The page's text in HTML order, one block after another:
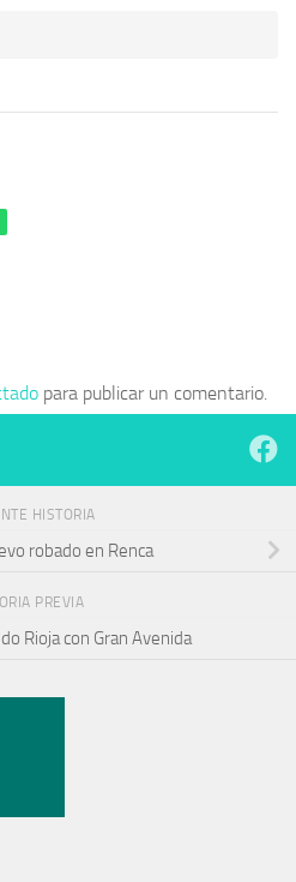
para publicar un comentario.
HISTORIA
robado en Renca
PREVIA
Rioja con Gran Avenida